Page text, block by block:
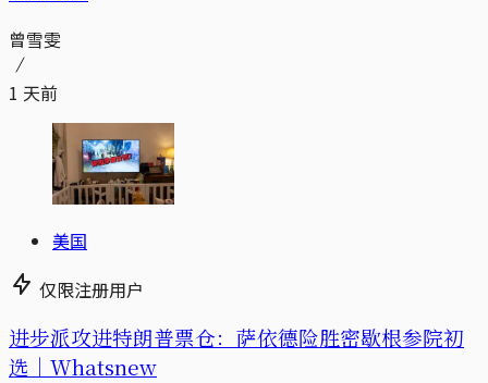
曾雪雯
1 天前
美国
仅限注册用户
进步派攻进特朗普票仓：萨依德险胜密歇根参院初
选｜Whatsnew